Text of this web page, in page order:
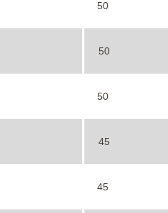
50
50
50
45
45